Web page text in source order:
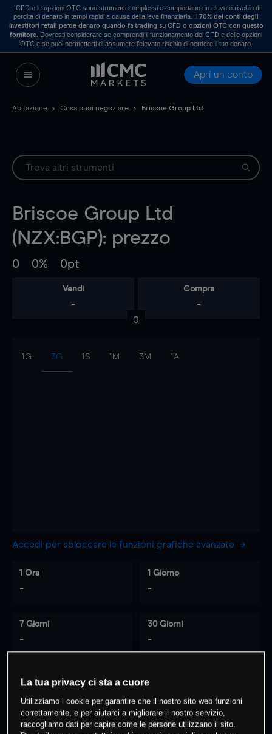
I CFD e le opzioni OTC sono strumenti complessi e comportano un elevato rischio di
perdita di denaro in tempi rapidi a causa della leva finanziaria. Il70% dei conti degli
investitori retail perde denaro quando fa trading su CFD o opzioni OTC con questo
fornitore . Dovresti considerare se comprendi il funzionamento dei CFD e delle opzioni
OTC e se puoi permetterti di assumere l’elevato rischio di perdere il tuo denaro.
Apri un conto
Abitazione Cosa puoi negoziare Briscoe Group Ltd
Briscoe Group Ltd
(NZX:BGP): prezzo
0 0% 0pt
Vendi
-
Compra
-
0
1G 3G 1S 1M 3M 1A
Accedi per sbloccare le funzioni grafiche avanzate
1 Ora
-
1 Giorno
-
7 Giorni
-
30 Giorni
-
% dei clienti hanno posizioni
questo prodotto
La tua privacy ci sta a cuore
Utilizziamo i cookie per garantire che il nostro sito web funzioni
correttamente, e per aiutarci a migliorare il nostro servizio,
raccogliamo dati per capire come le persone utilizzano il sito.